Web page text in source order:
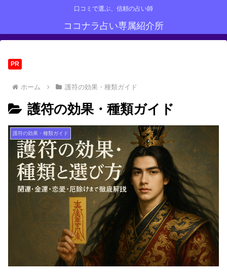
口コミで選ぶ、信頼の占い師
ココナラ占い専属紹介所
PR
ホーム 護符の効果・種類ガイド
護符の効果・種類ガイド
護符の効果・種類ガイド